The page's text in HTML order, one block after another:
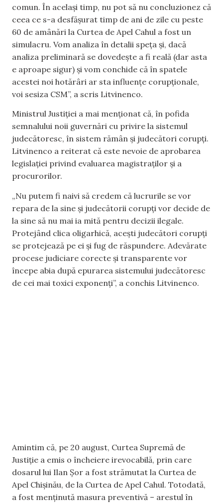
comun. În același timp, nu pot să nu concluzionez că
ceea ce s-a desfășurat timp de ani de zile cu peste
60 de amânări la Curtea de Apel Cahul a fost un
simulacru. Vom analiza în detalii speța și, dacă
analiza preliminară se dovedește a fi reală (dar asta
e aproape sigur) și vom conchide că în spatele
acestei noi hotărâri ar sta influențe corupționale,
voi sesiza CSM”, a scris Litvinenco.
Ministrul Justiției a mai menționat că, în pofida
semnalului noii guvernări cu privire la sistemul
judecătoresc, în sistem rămân și judecători corupți.
Litvinenco a reiterat că este nevoie de aprobarea
legislației privind evaluarea magistraților și a
procurorilor.
„Nu putem fi naivi să credem că lucrurile se vor
repara de la sine și judecătorii corupți vor decide de
la sine să nu mai ia mită pentru decizii ilegale.
Protejând clica oligarhică, acești judecători corupți
se protejează pe ei și fug de răspundere. Adevărate
procese judiciare corecte și transparente vor
începe abia după epurarea sistemului judecătoresc
de cei mai toxici exponenți”, a conchis Litvinenco.
Amintim că, pe 20 august, Curtea Supremă de
Justiție a emis o încheiere irevocabilă, prin care
dosarul lui Ilan Șor a fost strămutat la Curtea de
Apel Chișinău, de la Curtea de Apel Cahul. Totodată,
a fost menținută masura preventivă – arestul în